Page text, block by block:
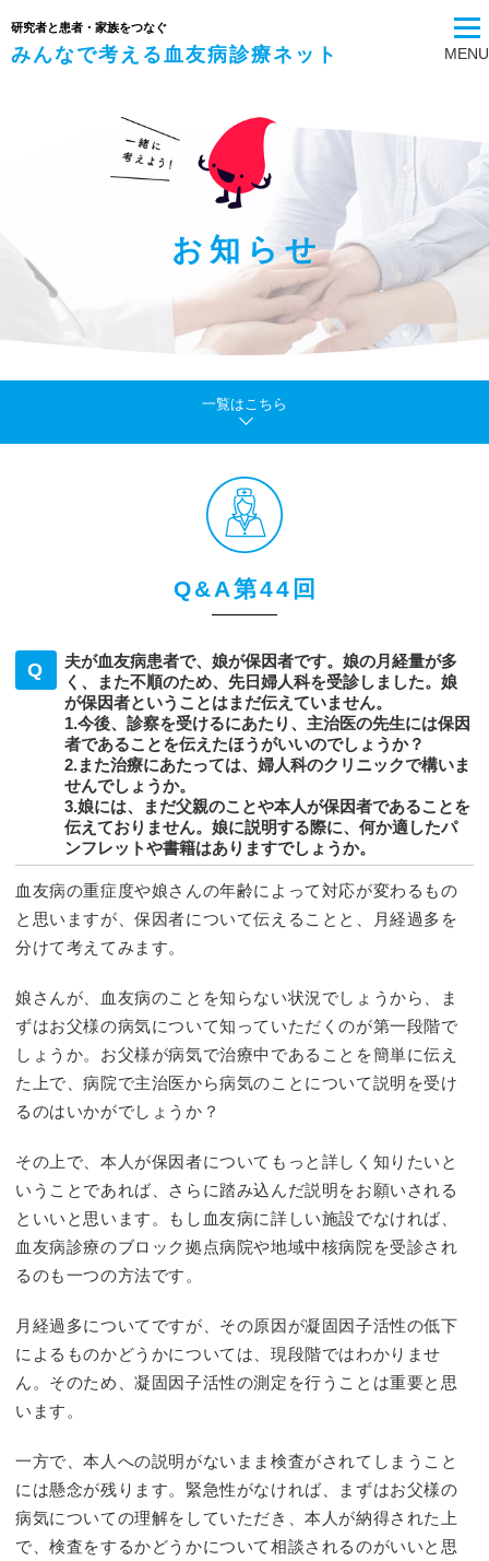
研究者と患者・家族をつなぐ
みんなで考える血友病診療ネット MENU
お知らせ
一覧はこちら
Q&A第44回
夫が血友病患者で、娘が保因者です。娘の月経量が多
く、また不順のため、先日婦人科を受診しました。娘
が保因者ということはまだ伝えていません。
1.今後、診察を受けるにあたり、主治医の先生には保因
者であることを伝えたほうがいいのでしょうか？
2.また治療にあたっては、婦人科のクリニックで構いま
せんでしょうか。
3.娘には、まだ父親のことや本人が保因者であることを
伝えておりません。娘に説明する際に、何か適したパ
ンフレットや書籍はありますでしょうか。
血友病の重症度や娘さんの年齢によって対応が変わるもの
と思いますが、保因者について伝えることと、月経過多を
分けて考えてみます。
娘さんが、血友病のことを知らない状況でしょうから、ま
ずはお父様の病気について知っていただくのが第一段階で
しょうか。お父様が病気で治療中であることを簡単に伝え
た上で、病院で主治医から病気のことについて説明を受け
るのはいかがでしょうか？
その上で、本人が保因者についてもっと詳しく知りたいと
いうことであれば、さらに踏み込んだ説明をお願いされる
といいと思います。もし血友病に詳しい施設でなければ、
血友病診療のブロック拠点病院や地域中核病院を受診され
るのも一つの方法です。
月経過多についてですが、その原因が凝固因子活性の低下
によるものかどうかについては、現段階ではわかりませ
ん。そのため、凝固因子活性の測定を行うことは重要と思
います。
一方で、本人への説明がないまま検査がされてしまうこと
には懸念が残ります。緊急性がなければ、まずはお父様の
病気についての理解をしていただき、本人が納得された上
で、検査をするかどうかについて相談されるのがいいと思